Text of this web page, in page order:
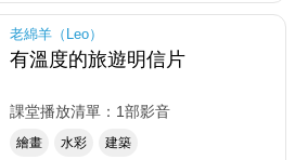
老綿羊（Leo）
有溫度的旅遊明信片
課堂播放清單：1部影音
繪畫 水彩 建築